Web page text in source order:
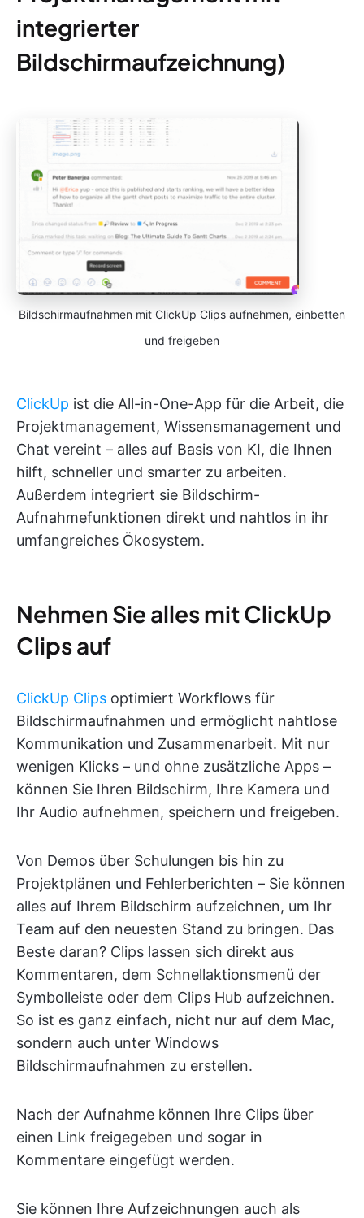
integrierter
Bildschirmaufzeichnung)
Bildschirmaufnahmen mit ClickUp Clips aufnehmen, einbetten
und freigeben
ClickUp ist die All-in-One-App für die Arbeit, die
Projektmanagement, Wissensmanagement und
Chat vereint – alles auf Basis von KI, die Ihnen
hilft, schneller und smarter zu arbeiten.
Außerdem integriert sie Bildschirm-
Aufnahmefunktionen direkt und nahtlos in ihr
umfangreiches Ökosystem.
Nehmen Sie alles mit ClickUp
Clips auf
ClickUp Clips optimiert Workflows für
Bildschirmaufnahmen und ermöglicht nahtlose
Kommunikation und Zusammenarbeit. Mit nur
wenigen Klicks – und ohne zusätzliche Apps –
können Sie Ihren Bildschirm, Ihre Kamera und
Ihr Audio aufnehmen, speichern und freigeben.
Von Demos über Schulungen bis hin zu
Projektplänen und Fehlerberichten – Sie können
alles auf Ihrem Bildschirm aufzeichnen, um Ihr
Team auf den neuesten Stand zu bringen. Das
Beste daran? Clips lassen sich direkt aus
Kommentaren, dem Schnellaktionsmenü der
Symbolleiste oder dem Clips Hub aufzeichnen.
So ist es ganz einfach, nicht nur auf dem Mac,
sondern auch unter Windows
Bildschirmaufnahmen zu erstellen.
Nach der Aufnahme können Ihre Clips über
einen Link freigegeben und sogar in
Kommentare eingefügt werden.
Sie können Ihre Aufzeichnungen auch als